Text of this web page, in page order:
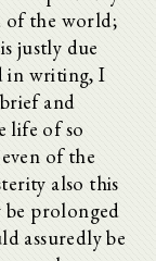
of the world;
justly due
in writing, I
and
life of so
of the
also this
prolonged
assuredly be